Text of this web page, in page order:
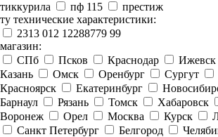
тиккурила
пф 115
престиж
ту технические характеристики:
2313 012 12288779 99
магазин:
СПб
Псков Краснодар Ижевск
Казань
Омск Оренбург Сургут
Красноярск
Екатеринбург
Барнаул
Рязань Томск Хабаровск
Воронеж
Орел Москва Курск
Санкт Петербург
Белгород